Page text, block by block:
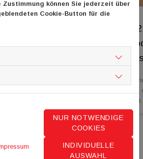
Projekte
der
Folge
- Der
15. Juli 2026
Laurena
Mainz, ist
ihr
können Sie jederzeit über
Cookie-Button für die
NUR NOTWENDIGE
COOKIES
INDIVIDUELLE
AUSWAHL